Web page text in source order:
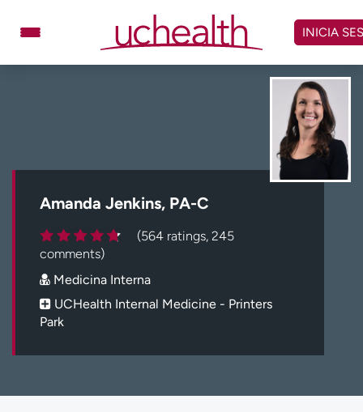
contenido
Carreras
Inicie sesión en My Health Connection
Empleados
Profesionales
INICIA
Amanda Jenkins, PA-C
(564 ratings, 245
comments)
Medicina Interna
UCHealth Internal Medicine - Printers
Park